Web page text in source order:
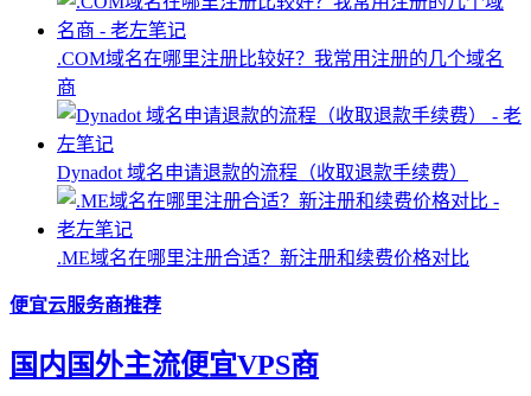
.COM域名在哪里注册比较好？我常用注册的几个域名
商
Dynadot 域名申请退款的流程（收取退款手续费）
.ME域名在哪里注册合适？新注册和续费价格对比
便宜云服务商推荐
国内国外主流便宜VPS商